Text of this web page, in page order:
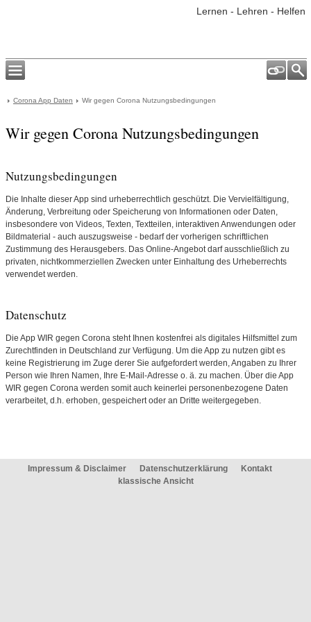
Lernen - Lehren - Helfen
Corona App Daten Wir gegen Corona Nutzungsbedingungen
Wir gegen Corona Nutzungsbedingungen
Nutzungsbedingungen
Die Inhalte dieser App sind urheberrechtlich geschützt. Die Vervielfältigung,
Änderung, Verbreitung oder Speicherung von Informationen oder Daten,
insbesondere von Videos, Texten, Textteilen, interaktiven Anwendungen oder
Bildmaterial - auch auszugsweise - bedarf der vorherigen schriftlichen
Zustimmung des Herausgebers. Das Online-Angebot darf ausschließlich zu
privaten, nichtkommerziellen Zwecken unter Einhaltung des Urheberrechts
verwendet werden.
Datenschutz
Die App WIR gegen Corona steht Ihnen kostenfrei als digitales Hilfsmittel zum
Zurechtfinden in Deutschland zur Verfügung. Um die App zu nutzen gibt es
keine Registrierung im Zuge derer Sie aufgefordert werden, Angaben zu Ihrer
Person wie Ihren Namen, Ihre E-Mail-Adresse o. ä. zu machen. Über die App
WIR gegen Corona werden somit auch keinerlei personenbezogene Daten
verarbeitet, d.h. erhoben, gespeichert oder an Dritte weitergegeben.
Impressum & Disclaimer Datenschutzerklärung
Kontakt
klassische Ansicht